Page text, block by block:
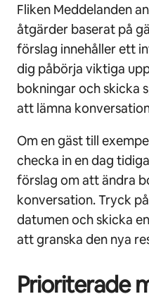
Fliken Meddelanden
åtgärder baserat på
förslag innehåller ett
dig påbörja viktiga
bokningar och skicka
att lämna
Om en gäst till
checka in en dag
förslag om att ändra
konversation. Tryck
datumen och skicka
att granska den nya
Prioriterade